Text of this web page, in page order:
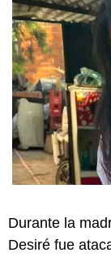
Durante la
Desiré fue